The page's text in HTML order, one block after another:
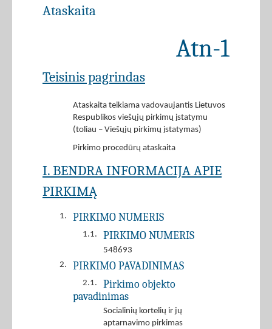
Ataskaita
Atn-1
Teisinis pagrindas
Ataskaita teikiama vadovaujantis Lietuvos
Respublikos viešųjų pirkimų įstatymu
(toliau – Viešųjų pirkimų įstatymas)
Pirkimo procedūrų ataskaita
I. BENDRA INFORMACIJA APIE
PIRKIMĄ
1. PIRKIMO NUMERIS
1.1. PIRKIMO NUMERIS
548693
2.
PIRKIMO PAVADINIMAS
2.1.
Pirkimo objekto
pavadinimas
Socialinių kortelių ir jų
aptarnavimo pirkimas